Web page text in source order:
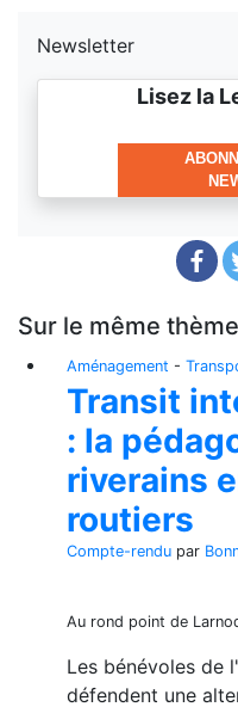
Newsletter
Lisez la
Sur le même thème
Aménagement -
Transit
: la
riverains
routiers
Compte-rendu par
Au rond point de
Les bénévoles de
défendent une